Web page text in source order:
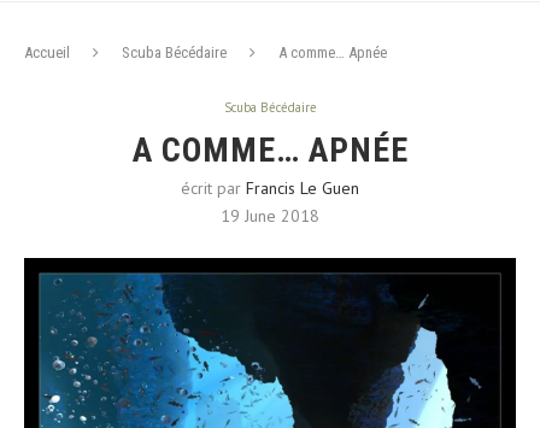
Accueil Scuba Bécédaire A comme… Apnée
Scuba Bécédaire
A COMME… APNÉE
écrit par Francis Le Guen
19 June 2018